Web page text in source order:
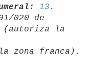
13
020 de
(autoriza la